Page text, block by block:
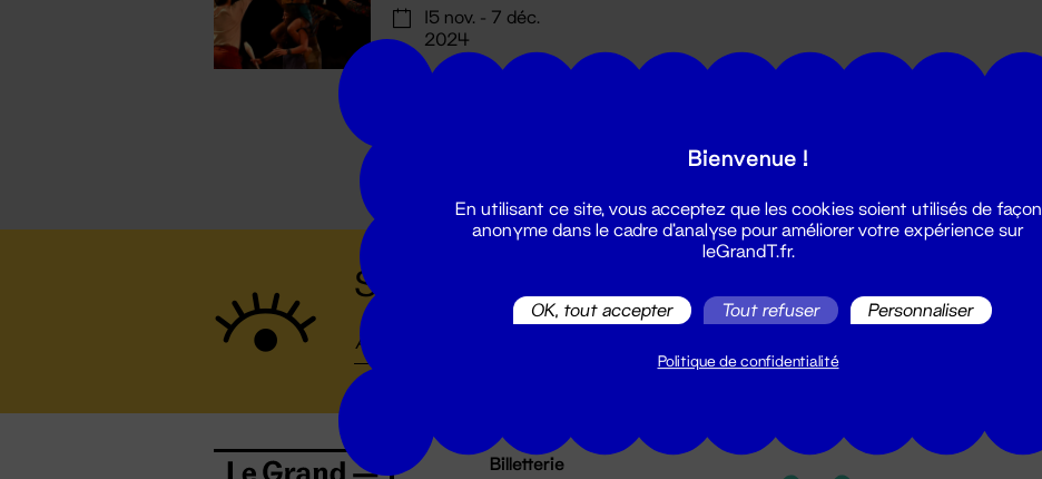
15 nov. - 7 déc.
2024
Suivez toutes les actualités du Grand T :
Billetterie
Bienvenue !
En utilisant ce site, vous acceptez que les cookies soient utilisés de façon
anonyme dans le cadre d'analyse pour améliorer votre expérience sur
leGrandT.fr.
OK, tout accepter Tout refuser Personnaliser
Politique de confidentialité